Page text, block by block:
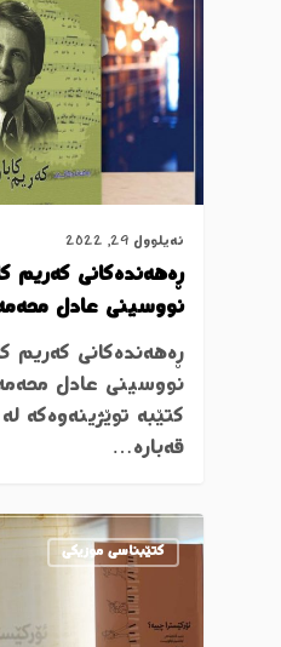
ئەیلوول 29, 2022
ڕەهەندەکانی کەریم
نووسینی عادل
ڕەهەندەکانی کەریم
نووسینی عادل
قەبارە…
کتێبناسی موزیکی